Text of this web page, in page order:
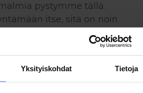
Yksityiskohdat Tietoja
pystymme tällä
itse, sitä on noin
Simpanen kuvailee
sivuvirtojen volyymia.
kaivoksen johtaja
kertoi näkemyksistään